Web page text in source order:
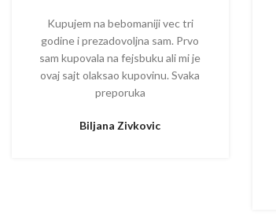
Kupujem na bebomaniji vec tri
godine i prezadovoljna sam. Prvo
sam kupovala na fejsbuku ali mi je
ovaj sajt olaksao kupovinu. Svaka
preporuka
Biljana Zivkovic